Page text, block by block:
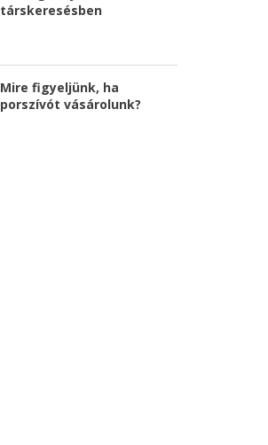
társkeresésben
Mire figyeljünk, ha
porszívót vásárolunk?